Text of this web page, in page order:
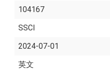
104167
SSCI
2024-07-01
英文